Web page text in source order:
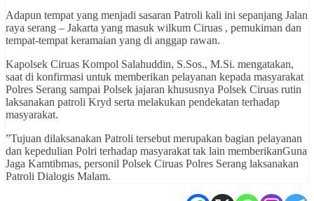
Adapun tempat yang menjadi sasaran Patroli kali ini sepanjang Jalan
raya serang – Jakarta yang masuk wilkum Ciruas , pemukiman dan
tempat-tempat keramaian yang di anggap rawan.
Kapolsek Ciruas Kompol Salahuddin, S.Sos., M.Si. mengatakan,
saat di konfirmasi untuk memberikan pelayanan kepada masyarakat
Polres Serang sampai Polsek jajaran khususnya Polsek Ciruas rutin
laksanakan patroli Kryd serta melakukan pendekatan terhadap
masyarakat.
”Tujuan dilaksanakan Patroli tersebut merupakan bagian pelayanan
dan kepedulian Polri terhadap masyarakat tak lain memberikanGuna
Jaga Kamtibmas, personil Polsek Ciruas Polres Serang laksanakan
Patroli Dialogis Malam.